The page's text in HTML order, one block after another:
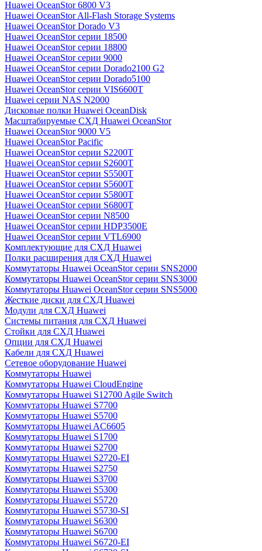
Huawei OceanStor 6800 V3
Huawei OceanStor All-Flash Storage Systems
Huawei OceanStor Dorado V3
Huawei OceanStor серии 18500
Huawei OceanStor серии 18800
Huawei OceanStor серии 9000
Huawei OceanStor серии Dorado2100 G2
Huawei OceanStor серии Dorado5100
Huawei OceanStor серии VIS6600T
Huawei серии NAS N2000
Дисковые полки Huawei OceanDisk
Масштабируемые СХД Huawei OceanStor
Huawei OceanStor 9000 V5
Huawei OceanStor Pacific
Huawei OceanStor серии S2200T
Huawei OceanStor серии S2600T
Huawei OceanStor серии S5500T
Huawei OceanStor серии S5600T
Huawei OceanStor серии S5800T
Huawei OceanStor серии S6800T
Huawei OceanStor серии N8500
Huawei OceanStor серии HDP3500E
Huawei OceanStor серии VTL6900
Комплектующие для СХД Huawei
Полки расширения для СХД Huawei
Коммутаторы Huawei OceanStor серии SNS2000
Коммутаторы Huawei OceanStor серии SNS3000
Коммутаторы Huawei OceanStor серии SNS5000
Жесткие диски для СХД Huawei
Модули для СХД Huawei
Системы питания для СХД Huawei
Стойки для СХД Huawei
Опции для СХД Huawei
Кабели для СХД Huawei
Сетевое оборудование Huawei
Коммутаторы Huawei
Коммутаторы Huawei CloudEngine
Коммутаторы Huawei S12700 Agile Switch
Коммутаторы Huawei S7700
Коммутаторы Huawei S5700
Коммутаторы Huawei AC6605
Коммутаторы Huawei S1700
Коммутаторы Huawei S2700
Коммутаторы Huawei S2720-EI
Коммутаторы Huawei S2750
Коммутаторы Huawei S3700
Коммутаторы Huawei S5300
Коммутаторы Huawei S5720
Коммутаторы Huawei S5730-SI
Коммутаторы Huawei S6300
Коммутаторы Huawei S6700
Коммутаторы Huawei S6720-EI